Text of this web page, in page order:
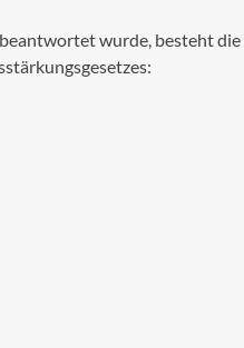
wurde, besteht